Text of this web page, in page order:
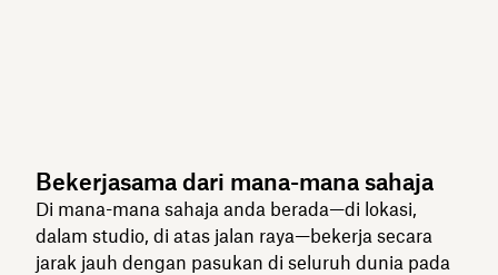
Bekerjasama dari mana-mana sahaja
Di mana-mana sahaja anda berada—di lokasi,
dalam studio, di atas jalan raya—bekerja secara
jarak jauh dengan pasukan di seluruh dunia pada